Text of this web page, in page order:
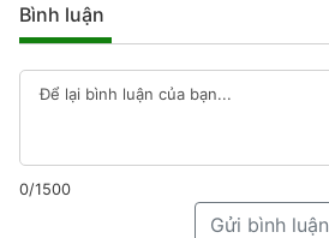
Bình luận
0/1500
Gửi bình luận